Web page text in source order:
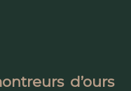
d’ours